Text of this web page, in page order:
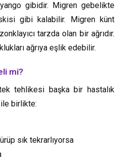
gibidir. Migren gebelikte
gibi kalabilir. Migren künt
tarzda olan bir ağrıdır.
ağrıya eşlik edebilir.
mi?
tehlikesi başka bir hastalık
ile birlikte:
sık tekrarlıyorsa